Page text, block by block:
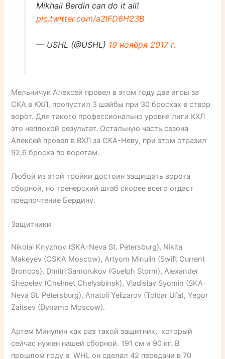
Mikhail Berdin can do it all!
pic.twitter.com/a2lFD6H23B
— USHL (@USHL) 19 ноября 2017 г.
Мельничук Алексей провел в этом году две игры за
СКА в КХЛ, пропустил 3 шайбы при 30 бросках в створ
ворот. Для такого профессионально уровня лиги КХЛ
это неплохой результат. Остальную часть сезона
Алексей провел в ВХЛ за СКА-Неву, при этом отразил
92,6 броска по воротам.
Любой из этой тройки достоин защищать ворота
сборной, но тренерский штаб скорее всего отдаст
предпочтение Бердину.
Защитники
Nikolai Knyzhov (SKA-Neva St. Petersburg), Nikita
Makeyev (CSKA Moscow), Artyom Minulin (Swift Current
Broncos), Dmitri Samorukov (Guelph Storm), Alexander
Shepelev (Chelmet Chelyabinsk), Vladislav Syomin (SKA-
Neva St. Petersburg), Anatoli Yelizarov (Tolpar Ufa), Yegor
Zaitsev (Dynamo Moscow).
Артем Минулин как раз такой защитник, который
сейчас нужен нашей сборной. 191 см и 90 кг. В
прошлом году в WHL он сделал 42 передачи в 70